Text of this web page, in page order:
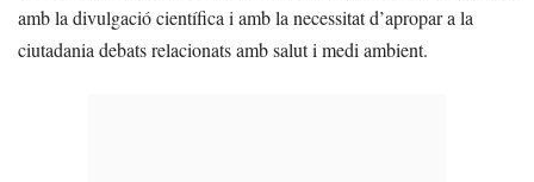
amb la divulgació científica i amb la necessitat d’apropar a la
ciutadania debats relacionats amb salut i medi ambient.